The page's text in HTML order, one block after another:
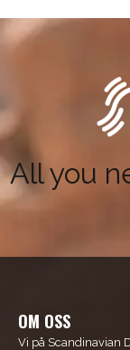
All you
OM OSS
Vi på Scandinavian